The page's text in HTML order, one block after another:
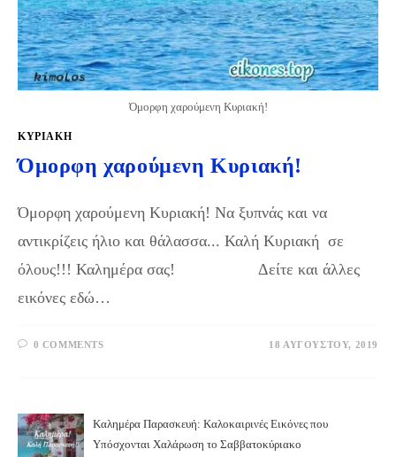
Όμορφη χαρούμενη Κυριακή!
ΚΥΡΙΑΚΉ
Όμορφη χαρούμενη Κυριακή!
Όμορφη χαρούμενη Κυριακή! Να ξυπνάς και να
αντικρίζεις ήλιο και θάλασσα... Καλή Κυριακή σε
όλους!!! Καλημέρα σας! Δείτε και άλλες
εικόνες εδώ…
0 COMMENTS 18 ΑΥΓΟΎΣΤΟΥ, 2019
Καλημέρα Παρασκευή: Καλοκαιρινές Εικόνες που
Υπόσχονται Χαλάρωση το Σαββατοκύριακο